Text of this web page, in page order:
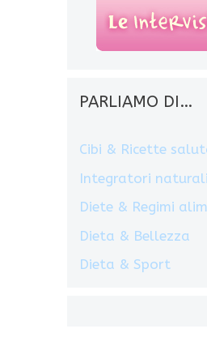
PARLIAMO DI…
Cibi & Ricette
Integratori naturali
Diete & Regimi
Dieta & Bellezza
Dieta & Sport